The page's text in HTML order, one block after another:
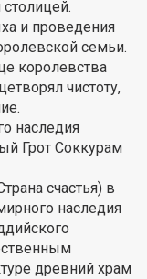
и проведения
семьи.
королевства
чистоту,
наследия
Грот Соккурам
счастья) в
наследия
древний храм